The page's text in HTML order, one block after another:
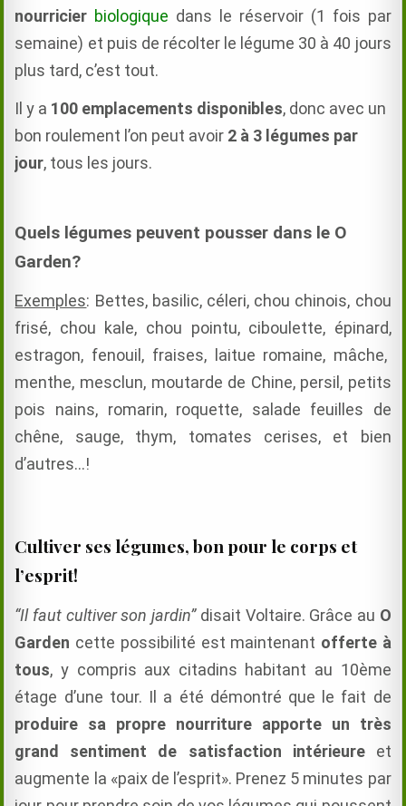
nourricier biologique dans le réservoir (1 fois par
semaine) et puis de récolter le légume 30 à 40 jours
plus tard, c’est tout.
Il y a 100 emplacements disponibles, donc avec un
bon roulement l’on peut avoir 2 à 3 légumes par
jour, tous les jours.
Quels légumes peuvent pousser dans le O
Garden?
Exemples: Bettes, basilic,céleri, chou chinois, chou
frisé, chou kale, chou pointu,ciboulette, épinard,
estragon, fenouil, fraises, laitue romaine, mâche,
menthe, mesclun, moutarde de Chine, persil, petits
pois nains, romarin,roquette, salade feuilles de
chêne, sauge,thym, tomates cerises, et bien
d’autres…!
Cultiver ses légumes, bon pour le corps et
l’esprit!
“Il faut cultiver son jardin”disait Voltaire. Grâce au O
Garden cette possibilité est maintenant offerte à
tous, y compris aux citadins habitant au 10ème
étage d’une tour. Il a été démontré que le fait de
produire sa propre nourriture apporte un très
grand sentiment de satisfaction intérieureet
augmente la «paix de l’esprit». Prenez 5 minutes par